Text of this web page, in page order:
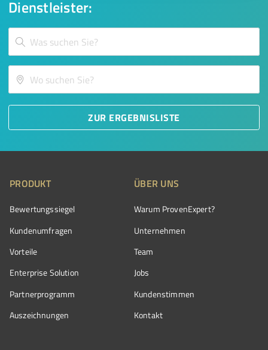
Dienstleister:
ZUR ERGEBNISLISTE
PRODUKT
Bewertungssiegel
Kundenumfragen
Vorteile
Enterprise Solution
Partnerprogramm
Auszeichnungen
ÜBER UNS
Warum ProvenExpert?
Unternehmen
Team
Jobs
Kundenstimmen
Kontakt